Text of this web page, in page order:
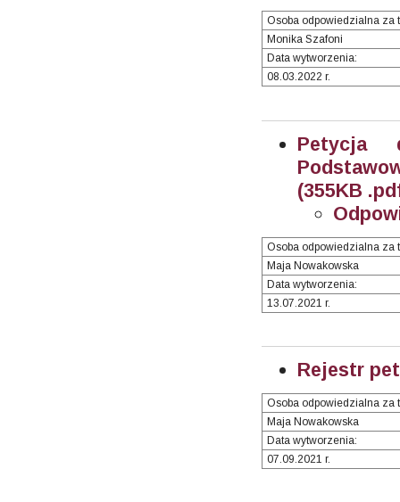
Osoba odpowiedzialna za
Monika Szafoni
Data wytworzenia:
08.03.2022 r.
Petycja
(355KB
Osoba odpowiedzialna za
Maja Nowakowska
Data wytworzenia:
13.07.2021 r.
Rejestr
Osoba odpowiedzialna za
Maja Nowakowska
Data wytworzenia:
07.09.2021 r.